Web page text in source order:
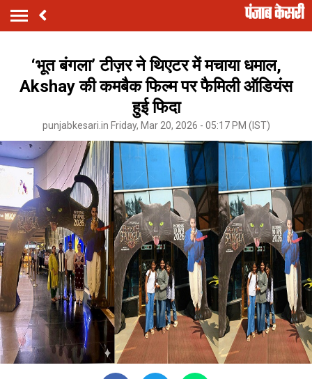
‘भूत बंगला’ टीज़र ने थिएटर में मचाया धमाल,
Akshay की कमबैक फिल्म पर फैमिली ऑडियंस
हुई फिदा
punjabkesari.in Friday, Mar 20, 2026 - 05:17 PM (IST)